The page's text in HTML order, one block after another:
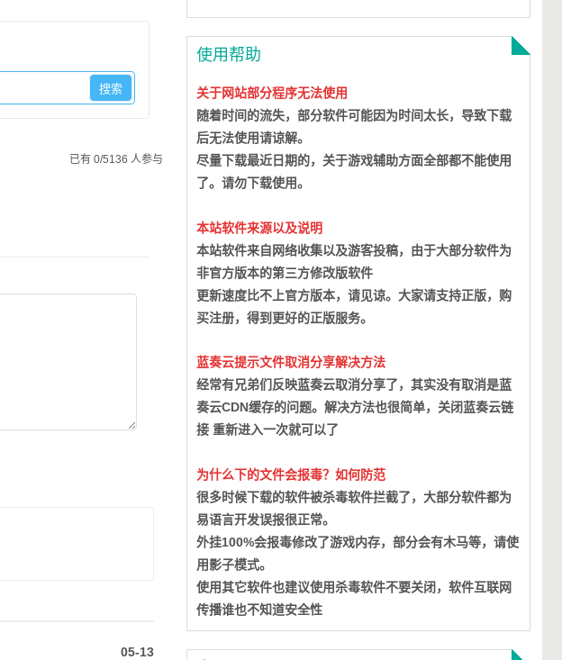
已有 0/5136 人参与
05-13
使用帮助
关于网站部分程序无法使用
随着时间的流失，部分软件可能因为时间太长，导致下载
后无法使用请谅解。
尽量下载最近日期的，关于游戏辅助方面全部都不能使用
了。请勿下载使用。
本站软件来源以及说明
本站软件来自网络收集以及游客投稿，由于大部分软件为
非官方版本的第三方修改版软件
更新速度比不上官方版本，请见谅。大家请支持正版，购
买注册，得到更好的正版服务。
蓝奏云提示文件取消分享解决方法
经常有兄弟们反映蓝奏云取消分享了，其实没有取消是蓝
奏云CDN缓存的问题。 解决方法也很简单，关闭蓝奏云链
接 重新进入一次就可以了
为什么下的文件会报毒？如何防范
很多时候下载的软件被杀毒软件拦截了，大部分软件都为
易语言开发误报很正常。
外挂100%会报毒修改了游戏内存，部分会有木马等，请使
用影子模式。
使用其它软件也建议使用杀毒软件不要关闭，软件互联网
传播谁也不知道安全性